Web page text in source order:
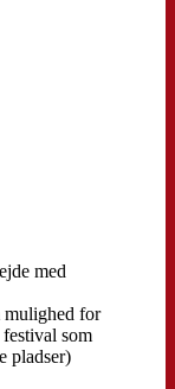
med
mulighed for
som
pladser)